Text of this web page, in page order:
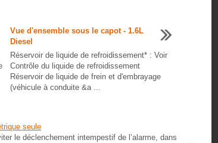
Vue d'ensemble sous le capot - 1.6L
Diesel
Réservoir de liquide de refroidissement* : Voir
Contrôle du liquide de refroidissement
Réservoir de liquide de frein et d'embrayage
(véhicule à conduite &a ...
seule
le déclenchement intempestif de l’alarme, dans